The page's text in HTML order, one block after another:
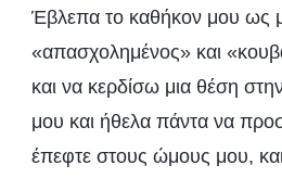
Έβλεπα το καθήκον μου ως
«απασχολημένος» και
και να κερδίσω μια θέση
μου και ήθελα πάντα να
έπεφτε στους ώμους μου, και